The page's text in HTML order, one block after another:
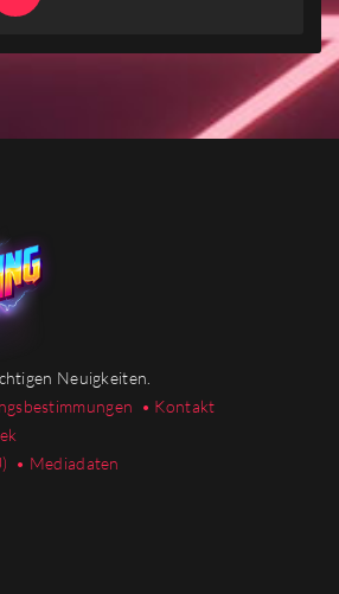
Neuigkeiten.
• Kontakt
• Mediadaten